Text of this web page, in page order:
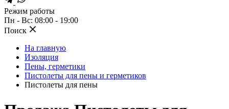
Режим работы
Пн - Вс: 08:00 - 19:00
Поиск
На главную
Изоляция
Пены, герметики
Пистолеты для пены и герметиков
Пистолеты для пены